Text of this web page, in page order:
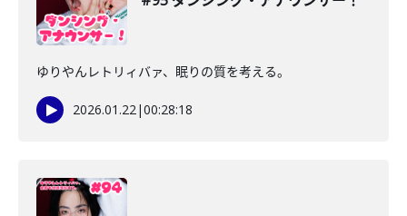
ゆりやんレトリィバァ、眠りの質を考える。
2026.01.22|00:28:18